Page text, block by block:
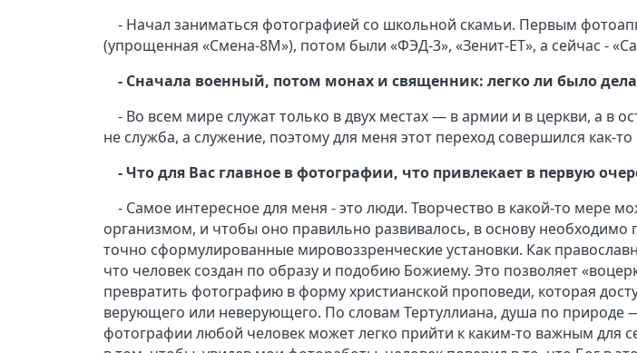
- Начал заниматься фотографией со школьной скамьи. Первым
(упрощенная «Смена-8М»), потом были «ФЭД-3», «Зенит-ЕТ», а сейчас -
- Сначала военный, потом монах и священник: легко ли было
- Во всем мире служат только в двух местах — в армии и в церкви, а в
не служба, а служение, поэтому для меня этот переход совершился как-то
- Что для Вас главное в фотографии, что привлекает в первую
- Самое интересное для меня - это люди. Творчество в какой-то мере
организмом, и чтобы оно правильно развивалось, в основу
точно сформулированные мировоззренческие установки. Как
что человек создан по образу и подобию Божиему. Это позволяет
превратить фотографию в форму христианской проповеди, которая
верующего или неверующего. По словам Тертуллиана, душа по природе
фотографии любой человек может легко прийти к каким-то важным для